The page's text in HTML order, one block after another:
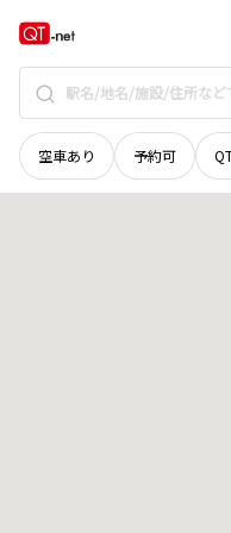
空車あり 予約可
愛媛県